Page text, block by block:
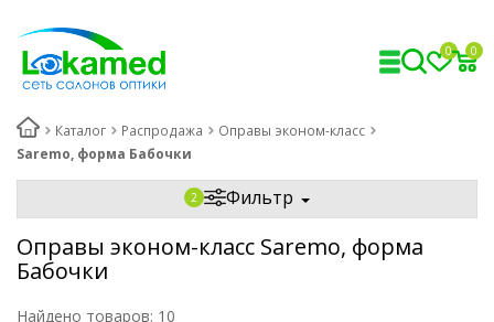
0 0
Каталог Распродажа
Оправы эконом-класс
Saremo, форма Бабочки
Фильтр
Оправы эконом-класс Saremo, форма
Бабочки
Найдено товаров: 10